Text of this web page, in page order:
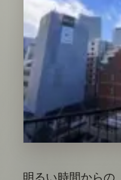
明るい時間からの